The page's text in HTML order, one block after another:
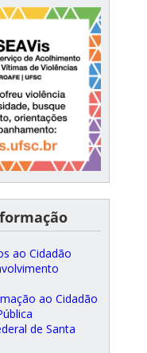
ao Cidadão
ao Cidadão
de Santa